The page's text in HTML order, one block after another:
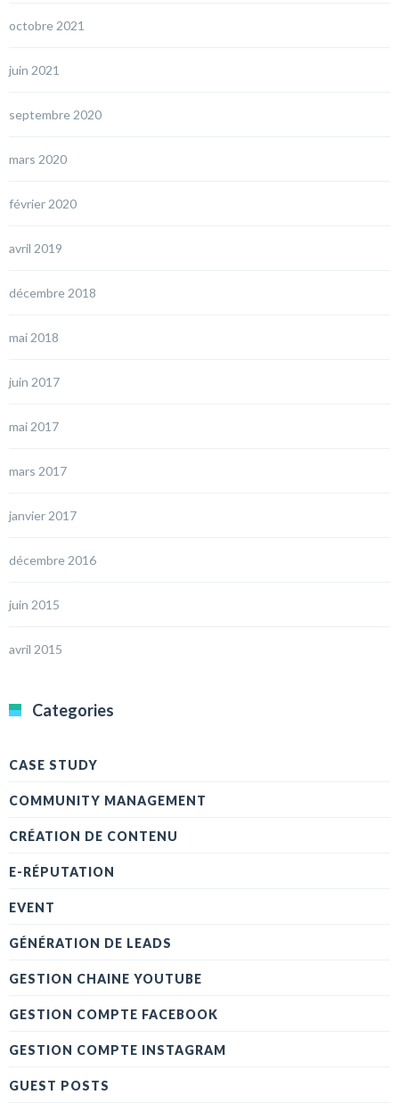
octobre 2021
juin 2021
septembre 2020
mars 2020
février 2020
avril 2019
décembre 2018
mai 2018
juin 2017
mai 2017
mars 2017
janvier 2017
décembre 2016
juin 2015
avril 2015
Categories
CASE STUDY
COMMUNITY MANAGEMENT
CRÉATION DE CONTENU
E-RÉPUTATION
EVENT
GÉNÉRATION DE LEADS
GESTION CHAINE YOUTUBE
GESTION COMPTE FACEBOOK
GESTION COMPTE INSTAGRAM
GUEST POSTS